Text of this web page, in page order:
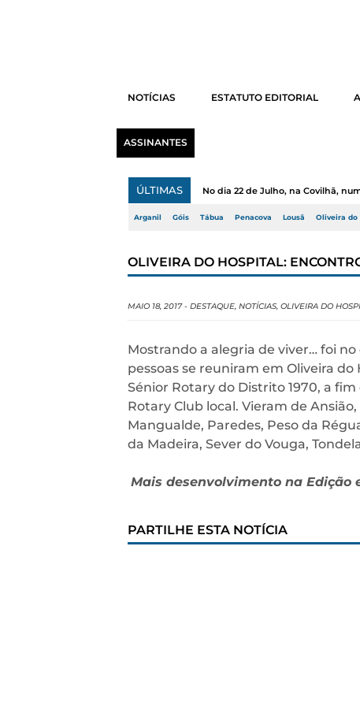
NOTÍCIAS ESTATUTO EDITORIAL
ASSINANTES
ÚLTIMAS No dia 22 de Julho, na Covilhã,
Arganil Góis Tábua Penacova Lousã Oliveira do
OLIVEIRA DO HOSPITAL:
MAIO 18, 2017 - DESTAQUE, NOTÍCIAS, OLIVEIRA DO
Mostrando a alegria de viver… foi
pessoas se reuniram em Oliveira
Sénior Rotary do Distrito 1970, a
Rotary Club local. Vieram de
Mangualde, Paredes, Peso da
da Madeira, Sever do Vouga,
Mais desenvolvimento na Edição
PARTILHE ESTA NOTÍCIA